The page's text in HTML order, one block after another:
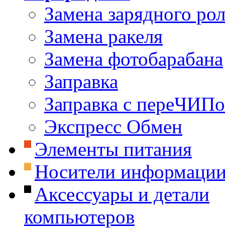
Замена зарядного
Замена ракеля
Замена фотобарабана
Заправка
Заправка с
Экспресс Обмен
Элементы питания
Носители
Аксессуары и детали
компьютеров